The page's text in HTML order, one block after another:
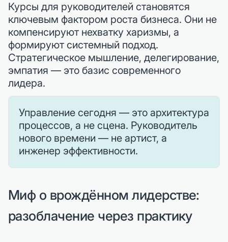
Курсы для руководителей становятся
ключевым фактором роста бизнеса. Они не
компенсируют нехватку харизмы, а
формируют системный подход.
Стратегическое мышление, делегирование,
эмпатия — это базис современного
лидера.
Управление сегодня — это архитектура
процессов, а не сцена. Руководитель
нового времени — не артист, а
инженер эффективности.
Миф о врождённом лидерстве:
разоблачение через практику